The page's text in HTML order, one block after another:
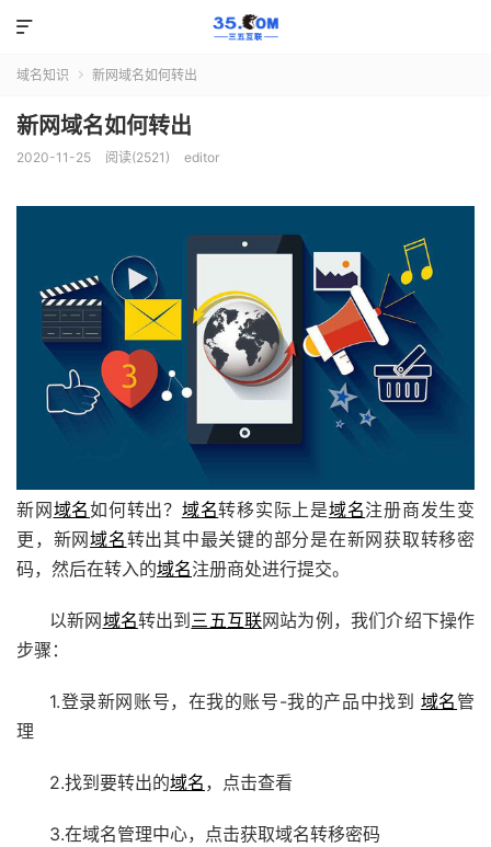

域名知识  新网域名如何转出
新网域名如何转出
2020-11-25 阅读(2521) editor
新网域名如何转出？ 域名转移实际上是域名注册商发生变
更，新网域名转出其中最关键的部分是在新网获取转移密
码，然后在转入的域名注册商处进行提交。
以新网域名转出到 三五互联网站为例，我们介绍下操作
步骤：
1.登录新网账号，在我的账号-我的产品中找到 域名 管
理
2.找到要转出的域名 ，点击查看
3.在域名管理中心，点击获取域名转移密码